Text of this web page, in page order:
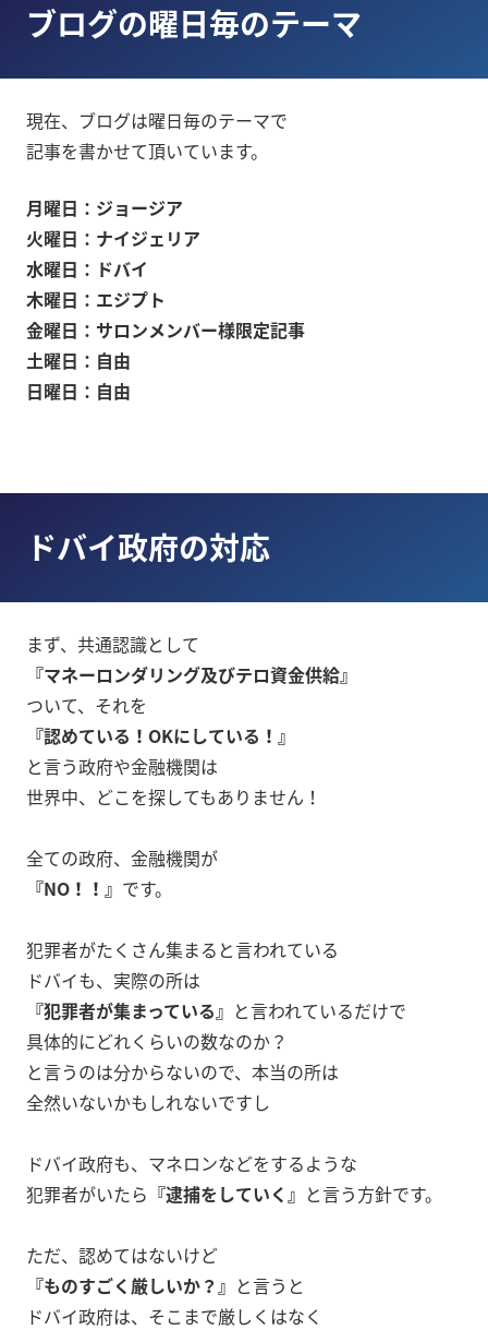
ブログの曜日毎のテーマ
現在、ブログは曜日毎のテーマで
記事を書かせて頂いています。
月曜日：ジョージア
火曜日：ナイジェリア
水曜日：ドバイ
木曜日：エジプト
金曜日：サロンメンバー様限定記事
土曜日：自由
日曜日：自由
ドバイ政府の対応
まず、共通認識として
『マネーロンダリング及びテロ資金供給』
ついて、それを
『認めている！OKにしている！』
と言う政府や金融機関は
世界中、どこを探してもありません！
全ての政府、金融機関が
『NO！！』 です。
犯罪者がたくさん集まると言われている
ドバイも、実際の所は
『犯罪者が集まっている』 と言われているだけで
具体的にどれくらいの数なのか？
と言うのは分からないので、本当の所は
全然いないかもしれないですし
ドバイ政府も、マネロンなどをするような
犯罪者がいたら 『逮捕をしていく』 と言う方針です。
ただ、認めてはないけど
『ものすごく厳しいか？』 と言うと
ドバイ政府は、そこまで厳しくはなく